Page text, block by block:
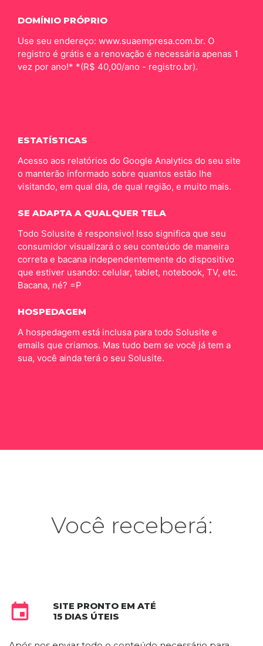
DOMÍNIO PRÓPRIO
Use seu endereço: www.suaempresa.com.br. O
registro é grátis e a renovação é necessária apenas 1
vez por ano!* *(R$ 40,00/ano - registro.br).
ESTATÍSTICAS
Acesso aos relatórios do Google Analytics do seu site
o manterão informado sobre quantos estão lhe
visitando, em qual dia, de qual região, e muito mais.
SE ADAPTA A QUALQUER TELA
Todo Solusite é responsivo! Isso significa que seu
consumidor visualizará o seu conteúdo de maneira
correta e bacana independentemente do dispositivo
que estiver usando: celular, tablet, notebook, TV, etc.
Bacana, né? =P
HOSPEDAGEM
A hospedagem está inclusa para todo Solusite e
emails que criamos. Mas tudo bem se você já tem a
sua, você ainda terá o seu Solusite.
Você receberá:

SITE PRONTO EM ATÉ
15 DIAS ÚTEIS